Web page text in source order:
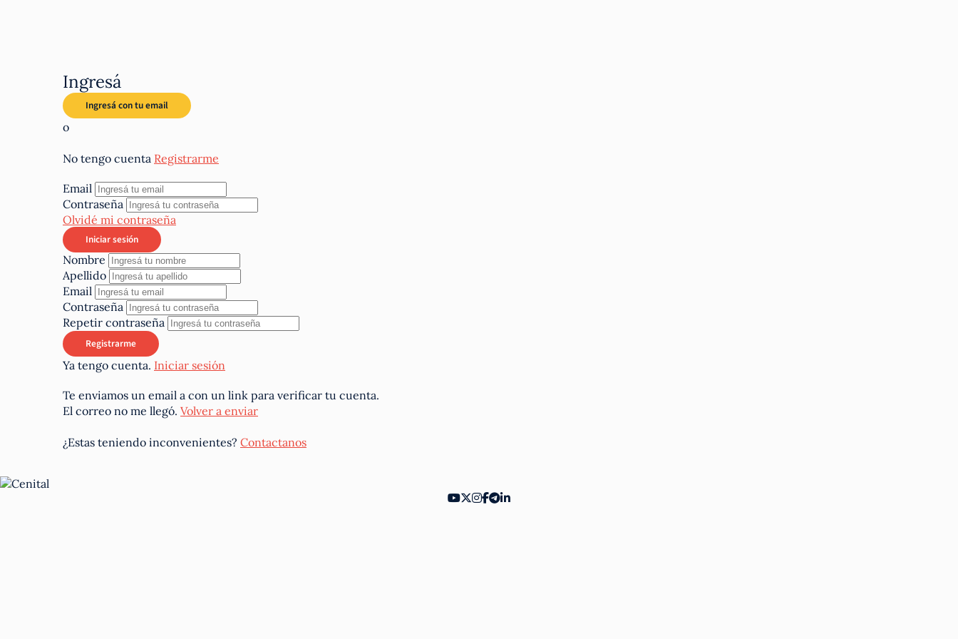
Ingresá
o
No tengo cuenta Registrarme
Email
Contraseña
Olvidé mi contraseña
Nombre
Apellido
Email
Contraseña
Repetir contraseña
Ya tengo cuenta. Iniciar sesión
Te enviamos un email a con un link para verificar tu cuenta.
El correo no me llegó. Volver a enviar
¿Estas teniendo inconvenientes? Contactanos